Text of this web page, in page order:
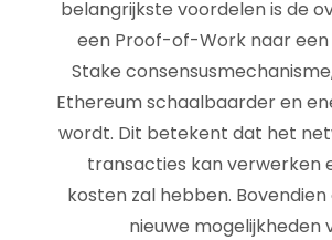
belangrijkste voordelen is de
een Proof-of-Work naar
Stake
Ethereum schaalbaarder en
wordt. Dit betekent dat het
transacties kan verwerken
kosten zal hebben.
nieuwe mogelijkheden